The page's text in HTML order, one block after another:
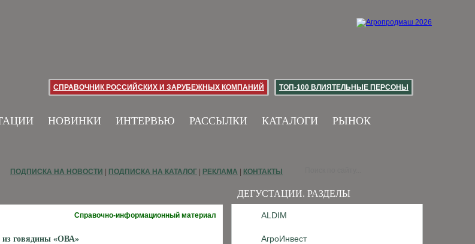
СПРАВОЧНИК РОССИЙСКИХ И ЗАРУБЕЖНЫХ КОМПАНИЙ ТОП-100 ВЛИЯТЕЛЬНЫЕ ПЕРСОНЫ
НОВИНКИ ИНТЕРВЬЮ РАССЫЛКИ КАТАЛОГИ РЫНОК
ДЕГУСТАЦИИ. РАЗДЕЛЫ
ALDIM
АгроИнвест
ПОДПИСКА НА НОВОСТИ ПОДПИСКА НА КАТАЛОГ РЕКЛАМА КОНТАКТЫ
Справочно-информационный материал
из говядины «ОВА»